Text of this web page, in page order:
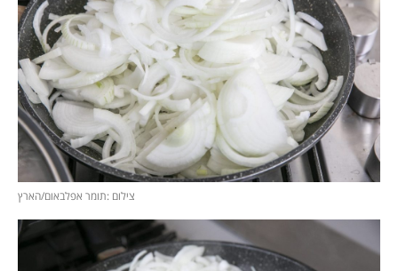
צילום :תומר אפלבאום/הארץ